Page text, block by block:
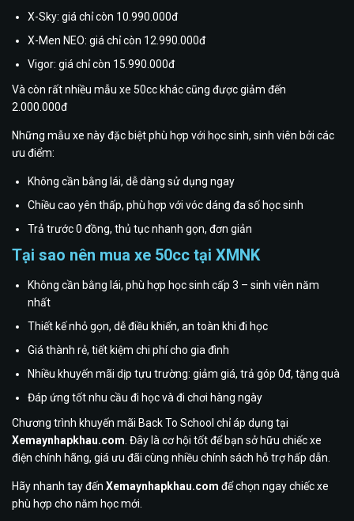
X-Sky: giá chỉ còn 10.990.000đ
X-Men NEO: giá chỉ còn 12.990.000đ
Vigor: giá chỉ còn 15.990.000đ
Và còn rất nhiều mẫu xe 50cc khác cũng được giảm đến
2.000.000đ
Những mẫu xe này đặc biệt phù hợp với học sinh, sinh viên bởi các
ưu điểm:
Không cần bằng lái, dễ dàng sử dụng ngay
Chiều cao yên thấp, phù hợp với vóc dáng đa số học sinh
Trả trước 0 đồng, thủ tục nhanh gọn, đơn giản
Tại sao nên mua xe 50cc tại XMNK
Không cần bằng lái, phù hợp học sinh cấp 3 – sinh viên năm
nhất
Thiết kế nhỏ gọn, dễ điều khiển, an toàn khi đi học
Giá thành rẻ, tiết kiệm chi phí cho gia đình
Nhiều khuyến mãi dịp tựu trường: giảm giá, trả góp 0đ, tặng quà
Đáp ứng tốt nhu cầu đi học và đi chơi hàng ngày
Chương trình khuyến mãi Back To School chỉ áp dụng tại
Xemaynhapkhau.com . Đây là cơ hội tốt để bạn sở hữu chiếc xe
điện chính hãng, giá ưu đãi cùng nhiều chính sách hỗ trợ hấp dẫn.
Hãy nhanh tay đến Xemaynhapkhau.com để chọn ngay chiếc xe
phù hợp cho năm học mới.